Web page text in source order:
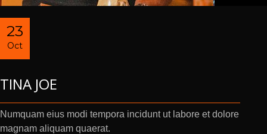
23
Oct
TINA JOE
Numquam eius modi tempora incidunt ut labore et dolore
magnam aliquam quaerat.